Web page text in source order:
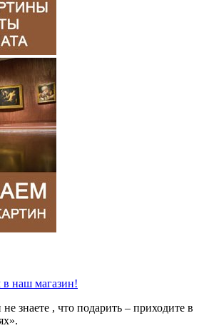
наш магазин!
знаете , что подарить – приходите в